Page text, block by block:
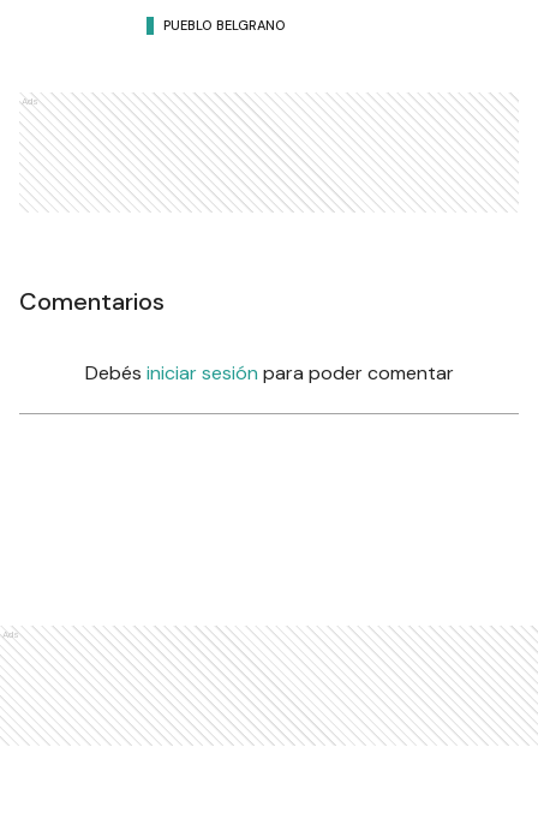
PUEBLO BELGRANO
Ads
Comentarios
Debés iniciar sesión para poder comentar
Ads